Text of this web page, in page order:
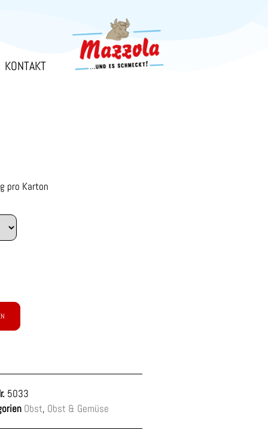
KONTAKT
pro Karton
5033
Obst, Obst & Gemüse